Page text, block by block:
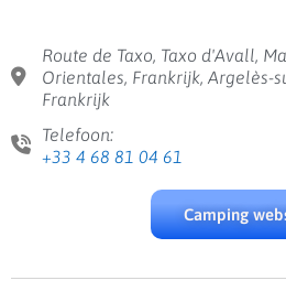
Route de Taxo, Taxo d'Avall,
Orientales, Frankrijk, Argelès-
Frankrijk
Telefoon:
+33 4 68 81 04 61
Camping